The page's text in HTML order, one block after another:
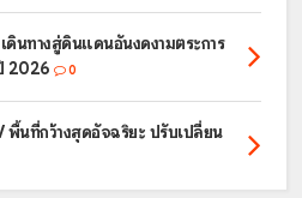
นทางสู่ดินแดนอันงดงามตระการ
2026
0
นที่กว้างสุดอัจฉริยะ ปรับเปลี่ยน